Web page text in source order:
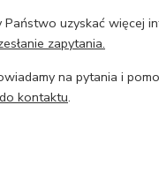
Państwo uzyskać więcej
zapytania.
na pytania i
kontaktu.